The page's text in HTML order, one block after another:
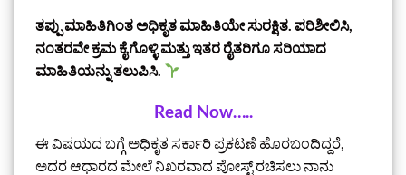
ತಪ್ಪು ಮಾಹಿತಿಗಿಂತ ಅಧಿಕೃತ ಮಾಹಿತಿಯೇ ಸುರಕ್ಷಿತ. ಪರಿಶೀಲಿಸಿ,
ನಂತರವೇ ಕ್ರಮ ಕೈಗೊಳ್ಳಿ ಮತ್ತು ಇತರ ರೈತರಿಗೂ ಸರಿಯಾದ
ಮಾಹಿತಿಯನ್ನು ತಲುಪಿಸಿ.
Read Now…..
ಈ ವಿಷಯದ ಬಗ್ಗೆ ಅಧಿಕೃತ ಸರ್ಕಾರಿ ಪ್ರಕಟಣೆ ಹೊರಬಂದಿದ್ದರೆ,
ಅದರ ಆಧಾರದ ಮೇಲೆ ನಿಖರವಾದ ಪೋಸ್ಟ್ ರಚಿಸಲು ನಾನು